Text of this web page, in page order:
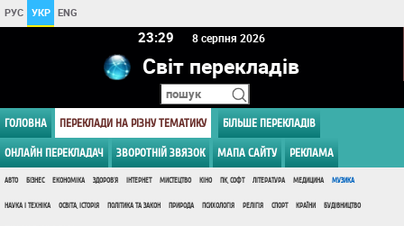
РУС УКР ENG
23 29 8 серпня 2026
Світ перекладів
ГОЛОВНА ПЕРЕКЛАДИ НА РІЗНУ ТЕМАТИКУ БІЛЬШЕ ПЕРЕКЛАДІВ
ОНЛАЙН ПЕРЕКЛАДАЧ ЗВОРОТНІЙ ЗВЯЗОК МАПА САЙТУ РЕКЛАМА
АВТО БІЗНЕС ЕКОНОМІКА ЗДОРОВ'Я ІНТЕРНЕТ МИСТЕЦТВО КІНО ПК, СОФТ ЛІТЕРАТУРА МЕДИЦИНА МУЗИКА
НАУКА І ТЕХНІКА ОСВІТА, ІСТОРІЯ ПОЛІТИКА ТА ЗАКОН ПРИРОДА ПСИХОЛОГІЯ РЕЛІГІЯ СПОРТ КРАЇНИ БУДІВНИЦТВО